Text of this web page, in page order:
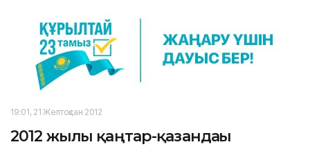
19:01, 21 Желтоқсан 2012
2012 жылғы қаңтар-қазандағы